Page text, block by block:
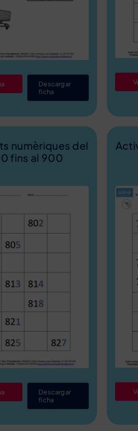
Descargar
ficha
numèriques del
fins al 900
Descargar
ficha